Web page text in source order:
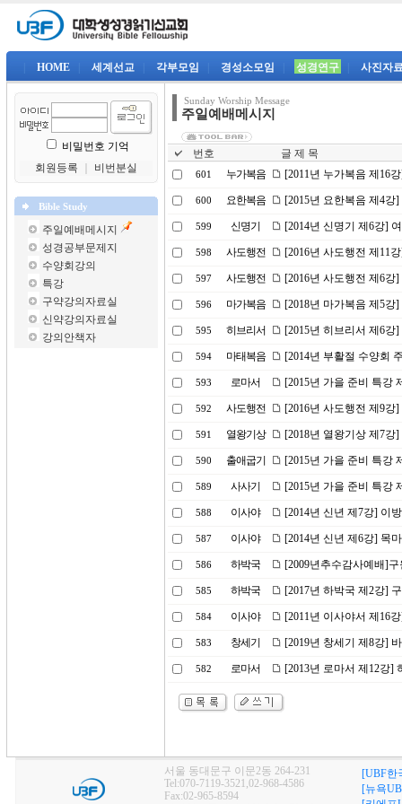
HOME 세계선교 각부모임 경성소모임 성경연구 사진자
비밀번호 기억
회원등록
비번분실
Bible Study
주일예배메시지
성경공부문제지
수양회강의
특강
구약강의자료실
신약강의자료실
강의안책자
Sunday Worship Message
주일예배메시지
번호 글 제 목
601 누가복음 [2011년 누가복음 제16
600 요한복음 [2015년 요한복음 제4강
599 신명기 [2014년 신명기 제6강]
598 사도행전 [2016년 사도행전 제11
597 사도행전 [2016년 사도행전 제6
596 마가복음 [2018년 마가복음 제5강
595 히브리서 [2015년 히브리서 제6강
594 마태복음 [2014년 부활절 수양회
593 로마서 [2015년 가을 준비 특강
592 사도행전 [2016년 사도행전 제9강
591 열왕기상 [2018년 열왕기상 제7강
590 출애굽기 [2015년 가을 준비 특강
589 사사기 [2015년 가을 준비 특강
588 이사야 [2014년 신년 제7강] 이
587 이사야 [2014년 신년 제6강] 목
586 하박국 [2009년추수감사예배]
585 하박국 [2017년 하박국 제2강]
584 이사야 [2011년 이사야서 제16
583 창세기 [2019년 창세기 제8강]
582 로마서 [2013년 로마서 제12강]
서울 동대문구 이문2동 264-231
Tel:070-7119-3521,02-968-4586
Fax:02-965-8594
[UBF한
[뉴욕